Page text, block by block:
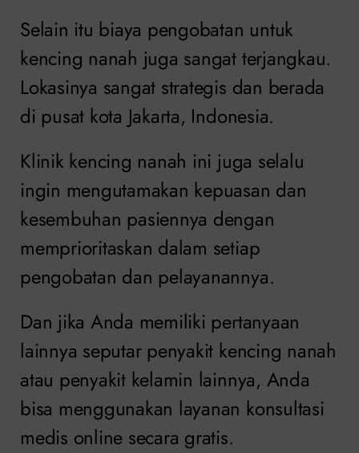
Selain itu biaya pengobatan untuk
kencing nanah juga sangat terjangkau.
Lokasinya sangat strategis dan berada
di pusat kota Jakarta, Indonesia.
Klinik kencing nanah ini juga selalu
ingin mengutamakan kepuasan dan
kesembuhan pasiennya dengan
memprioritaskan dalam setiap
pengobatan dan pelayanannya.
Dan jika Anda memiliki pertanyaan
lainnya seputar penyakit kencing nanah
atau penyakit kelamin lainnya, Anda
bisa menggunakan layanan konsultasi
medis online secara gratis.